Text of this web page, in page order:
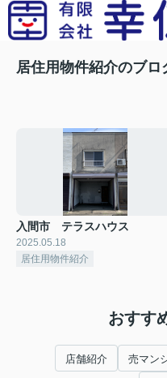
居住用物件紹介のブロ
入間市 テラスハウス
2025.05.18
居住用物件紹介
おすす
店舗紹介 売マン